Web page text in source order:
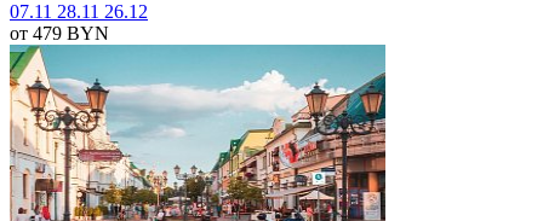
07.11 28.11 26.12
от 479 BYN